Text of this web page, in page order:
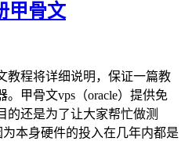
甲骨文
教程将详细说明，保证一篇教
甲骨文vps（oracle）提供免
的还是为了让大家帮忙做测
本身硬件的投入在几年内都是